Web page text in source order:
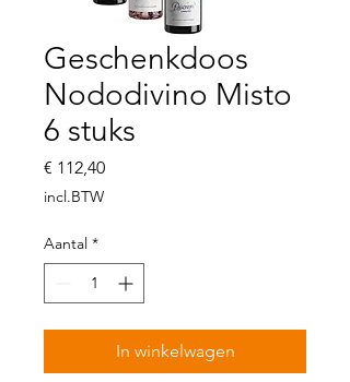
Geschenkdoos
Nododivino Misto
6 stuks
€ 112,40Prijs
incl.BTW
Aantal *
In winkelwagen